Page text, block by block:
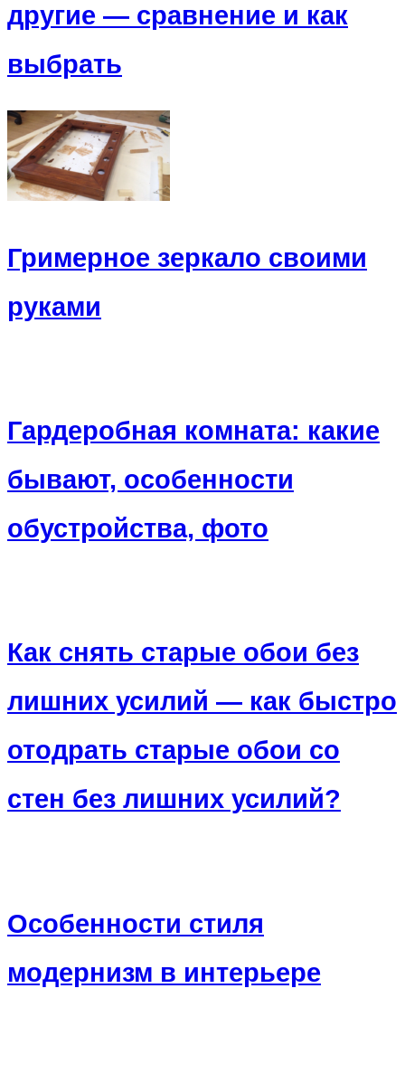
другие — сравнение и как
выбрать
Гримерное зеркало своими
руками
Гардеробная комната: какие
бывают, особенности
обустройства, фото
Как снять старые обои без
лишних усилий — как быстро
отодрать старые обои со
стен без лишних усилий?
Особенности стиля
модернизм в интерьере